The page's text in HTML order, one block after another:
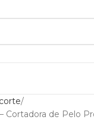
Cortadora de Pelo